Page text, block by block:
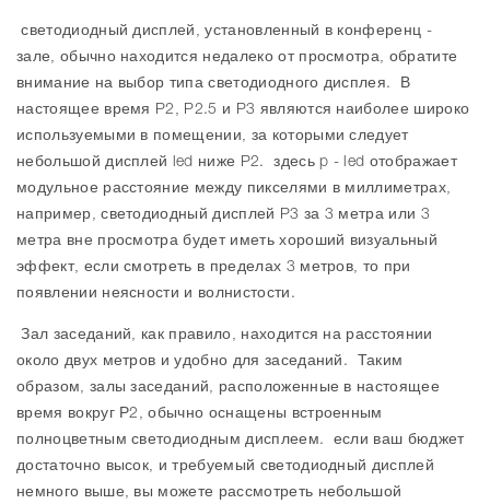
светодиодный дисплей, установленный в конференц -
зале, обычно находится недалеко от просмотра, обратите
внимание на выбор типа светодиодного дисплея. В
настоящее время P2, P2.5 и P3 являются наиболее широко
используемыми в помещении, за которыми следует
небольшой дисплей led ниже P2. здесь p - led отображает
модульное расстояние между пикселями в миллиметрах,
например, светодиодный дисплей P3 за 3 метра или 3
метра вне просмотра будет иметь хороший визуальный
эффект, если смотреть в пределах 3 метров, то при
появлении неясности и волнистости.
Зал заседаний, как правило, находится на расстоянии
около двух метров и удобно для заседаний. Таким
образом, залы заседаний, расположенные в настоящее
время вокруг Р2, обычно оснащены встроенным
полноцветным светодиодным дисплеем. если ваш бюджет
достаточно высок, и требуемый светодиодный дисплей
немного выше, вы можете рассмотреть небольшой